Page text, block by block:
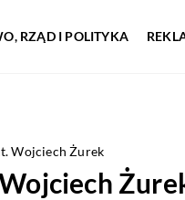
RZĄD I POLITYKA
Wojciech Żurek